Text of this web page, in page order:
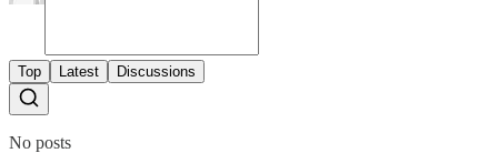
Top Latest Discussions
No posts